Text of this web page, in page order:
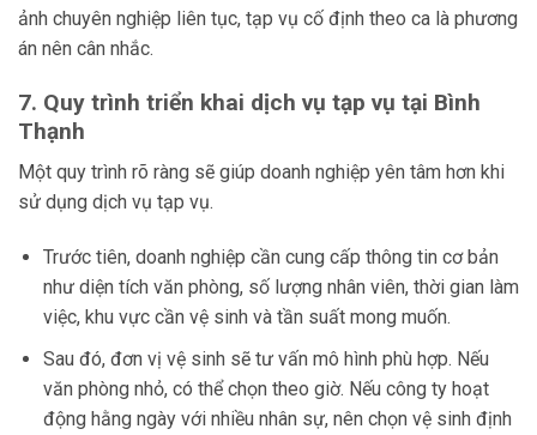
ảnh chuyên nghiệp liên tục, tạp vụ cố định theo ca là phương
án nên cân nhắc.
7. Quy trình triển khai dịch vụ tạp vụ tại Bình
Thạnh
Một quy trình rõ ràng sẽ giúp doanh nghiệp yên tâm hơn khi
sử dụng dịch vụ tạp vụ.
Trước tiên, doanh nghiệp cần cung cấp thông tin cơ bản
như diện tích văn phòng, số lượng nhân viên, thời gian làm
việc, khu vực cần vệ sinh và tần suất mong muốn.
Sau đó, đơn vị vệ sinh sẽ tư vấn mô hình phù hợp. Nếu
văn phòng nhỏ, có thể chọn theo giờ. Nếu công ty hoạt
động hằng ngày với nhiều nhân sự, nên chọn vệ sinh định